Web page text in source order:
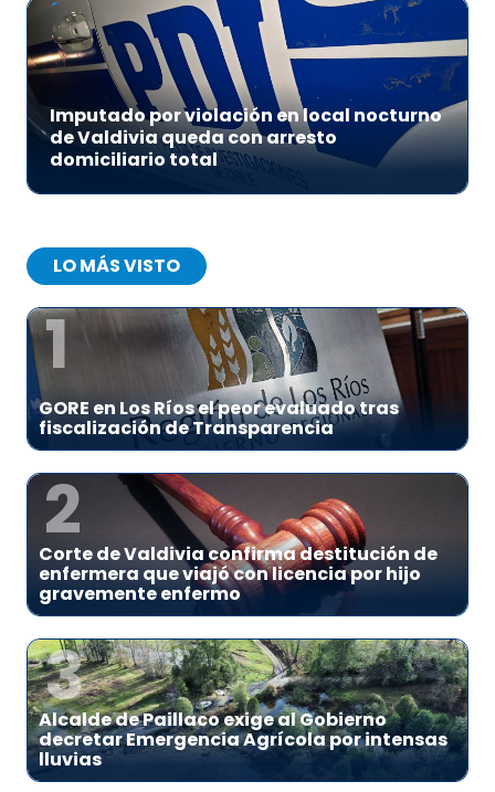
Imputado por violación en local nocturno
de Valdivia queda con arresto
domiciliario total
LO MÁS VISTO
1
GORE en Los Ríos el peor evaluado tras
fiscalización de Transparencia
2
Corte de Valdivia confirma destitución de
enfermera que viajó con licencia por hijo
gravemente enfermo
3
Alcalde de Paillaco exige al Gobierno
decretar Emergencia Agrícola por intensas
lluvias